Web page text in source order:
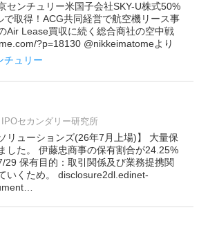
センチュリー米国子会社SKY-U株式50%
で取得！ACG共同経営で航空機リース事
Air Lease買収に続く総合商社の空中戦
?p=18130 @nikkeimatomeより
チュリー
IPOセカンダリー研究所
リューションズ(26年7月上場)】 大量保
した。 伊藤忠商事の保有割合が24.25%
29 保有目的：取引関係及び業務提携関
いくため。 disclosure2dl.edinet-